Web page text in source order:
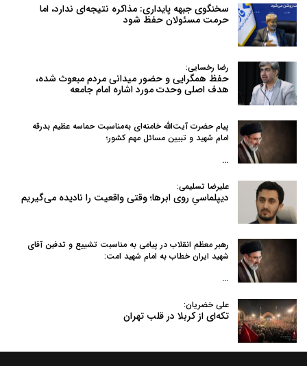
سخنگوی جبهه پایداری: مذاکره نتیجه‌ای ندارد، اما
حرمت مسئولان حفظ شود
رضا رخسایی:
حفظ همگرایی و حضور میدانی مردم مبعوث شده،
هدف اصلی وحدت مورد اشاره امام جامعه
پیام حضرت آیت‌الله خامنه‌ای به‌مناسبت حماسه عظیم بدرقه
امام شهید و تبیین مسائل مهم کشور؛
…
علیرضا تسلیمی:
دیپلماسیِ روی ابرها؛ وقتی واقعیت را نادیده می‌گیریم
رهبر معظم انقلاب در پیامی به‌ مناسبت تشییع و تدفین آقای
شهید ایران خطاب به امام شهید امت:
…
علی خضریان:
تکه‌ای از کربلا در قلب تهران